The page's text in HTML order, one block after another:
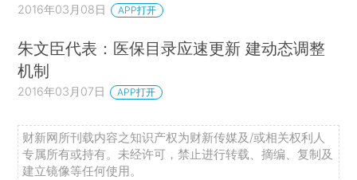
2016年03月08日 APP打开
朱文臣代表：医保目录应速更新 建动态调整
机制
2016年03月07日 APP打开
财新网所刊载内容之知识产权为财新传媒及/或相关权利人
专属所有或持有。未经许可，禁止进行转载、摘编、复制及
建立镜像等任何使用。